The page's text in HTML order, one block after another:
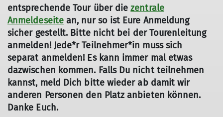
entsprechende Tour über diezentrale
Anmeldeseitean, nur so ist Eure Anmeldung
sicher gestellt. Bitte nicht bei der Tourenleitung
anmelden! Jede*r Teilnehmer*in muss sich
separat anmelden! Es kann immer mal etwas
dazwischen kommen. Falls Du nicht teilnehmen
kannst, meld Dich bitte wieder ab damit wir
anderen Personen den Platz anbieten können.
Danke Euch.